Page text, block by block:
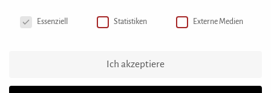
Neue Bleibe für lettische
Im Jahr 2019 hat die lettische Volkstanzgruppe
Essenziell
Statistiken Externe Medien
Ich akzeptiere